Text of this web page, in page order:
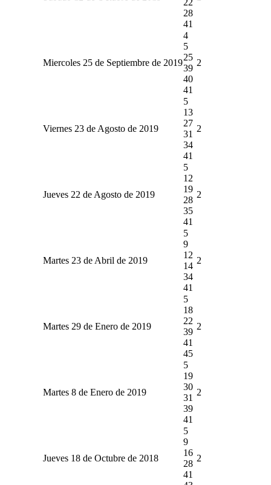
28
41
Miercoles 25 de Septiembre de 2019
4
5
25
39
40
41
2
Viernes 23 de Agosto de 2019
5
13
27
31
34
41
2
Jueves 22 de Agosto de 2019
5
12
19
28
35
41
2
Martes 23 de Abril de 2019
5
9
12
14
34
41
2
Martes 29 de Enero de 2019
5
18
22
39
41
45
2
Martes 8 de Enero de 2019
5
19
30
31
39
41
2
Jueves 18 de Octubre de 2018
5
9
16
28
41
2